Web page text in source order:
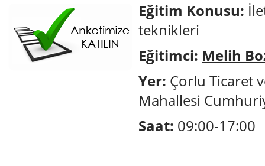
Eğitim Konusu:
teknikleri
Eğitimci: Melih
Yer: Çorlu Ticaret
Mahallesi
Saat: 09:00-17:00